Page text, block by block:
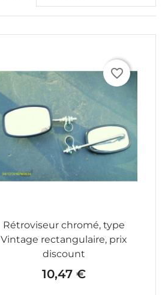
favorite_border
Rétroviseur chromé, type
Vintage rectangulaire, prix
discount
Prix
10,47 €